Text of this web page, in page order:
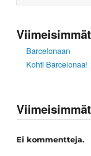
Barcelonaan
Kohti Barcelonaa!
Ei kommentteja.